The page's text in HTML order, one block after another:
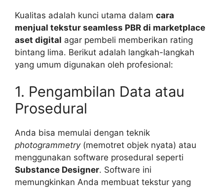
Kualitas adalah kunci utama dalam cara
menjual tekstur seamless PBR di marketplace
aset digital agar pembeli memberikan rating
bintang lima. Berikut adalah langkah-langkah
yang umum digunakan oleh profesional:
1. Pengambilan Data atau
Prosedural
Anda bisa memulai dengan teknik
photogrammetry(memotret objek nyata) atau
menggunakan software prosedural seperti
Substance Designer. Software ini
memungkinkan Anda membuat tekstur yang